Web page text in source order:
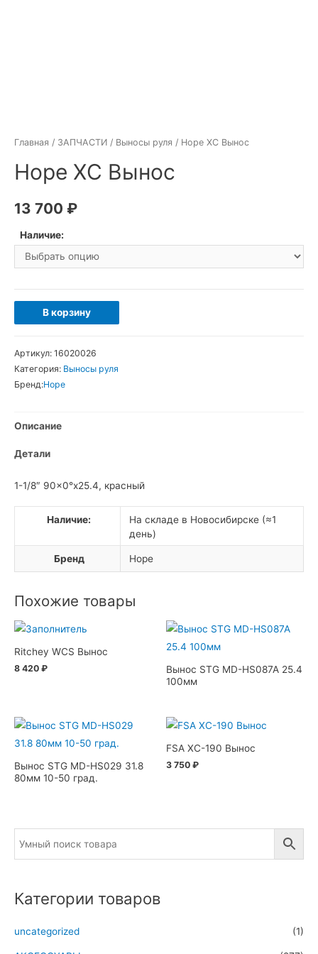
Главная / ЗАПЧАСТИ / Выносы руля / Hope XC Вынос
Hope XC Вынос
13 700 ₽
Наличие:
Количество
товара
XC
Вынос
В корзину
Артикул: 16020026
Категория: Выносы руля
Бренд:Hope
Описание
Детали
1-1/8″ 90×0°x25.4, красный
Наличие:
На складе в Новосибирске (≈1
день)
Бренд Hope
Похожие товары
Ritchey WCS Вынос
8 420 ₽
Вынос STG MD-HS087A 25.4
100мм
Вынос STG MD-HS029 31.8
80мм 10-50 град.
FSA XC-190 Вынос
3 750 ₽
Категории товаров
uncategorized (1)